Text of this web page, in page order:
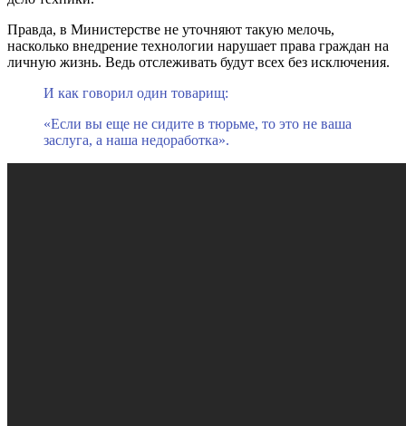
Правда, в Министерстве не уточняют такую мелочь,
насколько внедрение технологии нарушает права граждан на
личную жизнь. Ведь отслеживать будут всех без исключения.
И как говорил один товарищ:
«Если вы еще не сидите в тюрьме, то это не ваша
заслуга, а наша недоработка».